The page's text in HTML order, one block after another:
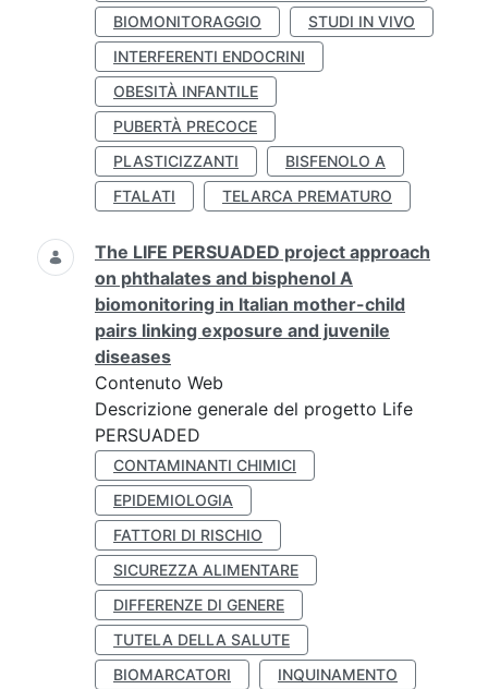
BIOMONITORAGGIO
STUDI IN VIVO
INTERFERENTI ENDOCRINI
OBESITÀ INFANTILE
PUBERTÀ PRECOCE
PLASTICIZZANTI
BISFENOLO A
FTALATI
TELARCA PREMATURO
The LIFE PERSUADED project approach
on phthalates and bisphenol A
biomonitoring in Italian mother-child
pairs linking exposure and juvenile
diseases
Contenuto Web
Descrizione generale del progetto Life
PERSUADED
CONTAMINANTI CHIMICI
EPIDEMIOLOGIA
FATTORI DI RISCHIO
SICUREZZA ALIMENTARE
DIFFERENZE DI GENERE
TUTELA DELLA SALUTE
BIOMARCATORI
INQUINAMENTO